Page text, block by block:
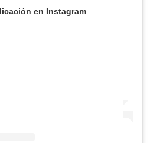
en Instagram